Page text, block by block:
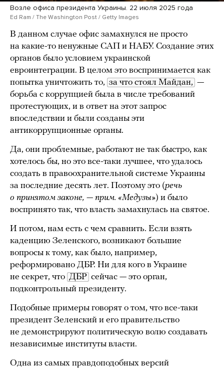
Возле офиса президента Украины. 22 июля 2025 года
Ed Ram / The Washington Post / Getty Images
В данном случае офис замахнулся не просто
на какие-то ненужные САП и НАБУ. Создание этих
органов было условием украинской
евроинтеграции. В целом это воспринимается как
попытка уничтожить то, за что стоял Майдан, —
борьба с коррупцией была в числе требований
протестующих, и в ответ на этот запрос
впоследствии и были созданы эти
антикоррупционные органы.
Да, они проблемные, работают не так быстро, как
хотелось бы, но это все-таки лучшее, что удалось
создать в правоохранительной системе Украины
за последние десять лет. Поэтому это (речь
о принятом законе, — прим. «Медузы») и было
воспринято так, что власть замахнулась на святое.
И потом, нам есть с чем сравнить. Если взять
каденцию Зеленского, возникают большие
вопросы к тому, как было, например,
реформировано ДБР. Ни для кого в Украине
не секрет, что ДБР сейчас — это орган,
подконтрольный президенту.
Подобные примеры говорят о том, что все-таки
президент Зеленский и его правительство
не демонстрируют политическую волю создавать
независимые институты власти.
Одна из самых правдоподобных версий